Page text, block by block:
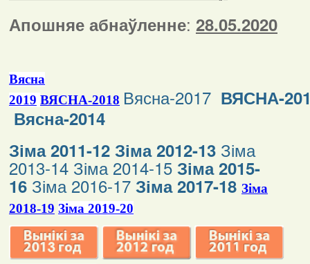
Апошняе абнаўленне: 28.05.2020
Вясна
2019 ВЯСНА-2018 Вясна-2017 ВЯСНА-
Вясна-2014
Зіма 2011-12 Зіма 2012-13 Зіма
2013-14 Зіма 2014-15 Зіма 2015-
16 Зіма 2016-17 Зіма 2017-18 Зіма
2018-19 Зіма 2019-20